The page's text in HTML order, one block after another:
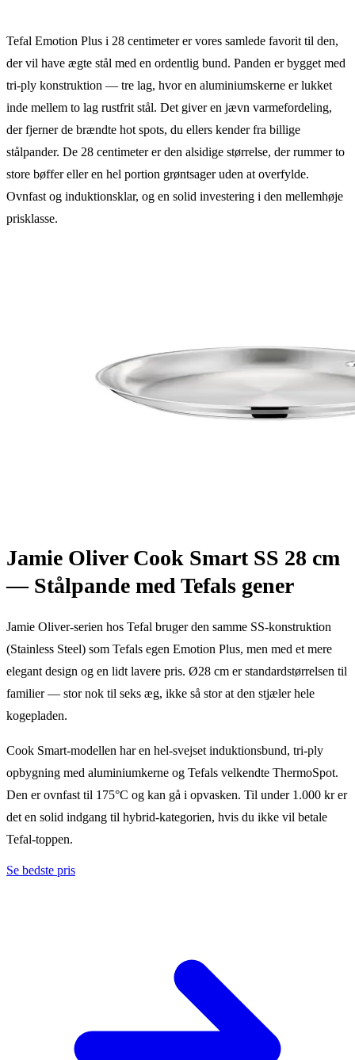
Tefal Emotion Plus i 28 centimeter er vores samlede favorit til den,
der vil have ægte stål med en ordentlig bund. Panden er bygget med
tri-ply konstruktion — tre lag, hvor en aluminiumskerne er lukket
inde mellem to lag rustfrit stål. Det giver en jævn varmefordeling,
der fjerner de brændte hot spots, du ellers kender fra billige
stålpander. De 28 centimeter er den alsidige størrelse, der rummer to
store bøffer eller en hel portion grøntsager uden at overfylde.
Ovnfast og induktionsklar, og en solid investering i den mellemhøje
prisklasse.
Jamie Oliver Cook Smart SS 28 cm
— Stålpande med Tefals gener
Jamie Oliver-serien hos Tefal bruger den samme SS-konstruktion
(Stainless Steel) som Tefals egen Emotion Plus, men med et mere
elegant design og en lidt lavere pris. Ø28 cm er standardstørrelsen til
familier — stor nok til seks æg, ikke så stor at den stjæler hele
kogepladen.
Cook Smart-modellen har en hel-svejset induktionsbund, tri-ply
opbygning med aluminiumkerne og Tefals velkendte ThermoSpot.
Den er ovnfast til 175°C og kan gå i opvasken. Til under 1.000 kr er
det en solid indgang til hybrid-kategorien, hvis du ikke vil betale
Tefal-toppen.
Se bedste pris